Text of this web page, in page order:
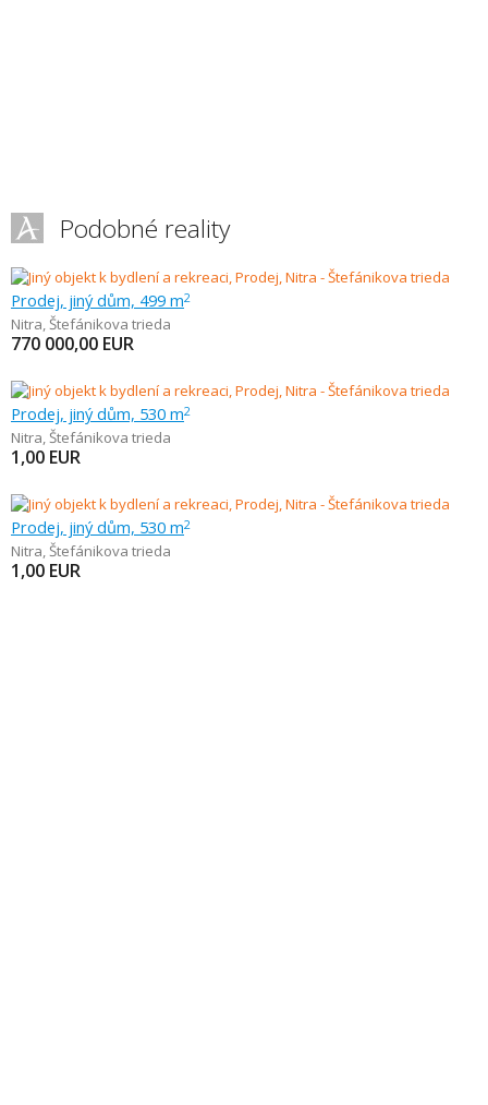
Podobné reality
Prodej, jiný dům, 499 m2
Nitra,Štefánikova trieda
770 000,00 EUR
Prodej, jiný dům, 530 m2
Nitra,Štefánikova trieda
1,00 EUR
Prodej, jiný dům, 530 m2
Nitra,Štefánikova trieda
1,00 EUR